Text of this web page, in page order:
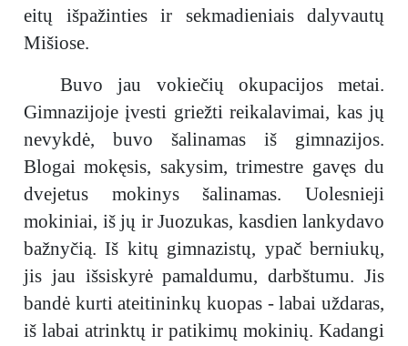
eitų išpažinties ir sekmadieniais dalyvautų
Mišiose.
Buvo jau vokiečių okupacijos metai.
Gimnazijoje įvesti griežti reikalavimai, kas jų
nevykdė, buvo šalinamas iš gimnazijos.
Blogai mokęsis, sakysim, trimestre gavęs du
dvejetus mokinys šalinamas. Uolesnieji
mokiniai, iš jų ir Juozukas, kasdien lankydavo
bažnyčią. Iš kitų gimnazistų, ypač berniukų,
jis jau išsiskyrė pamaldumu, darbštumu. Jis
bandė kurti ateitininkų kuopas - labai uždaras,
iš labai atrinktų ir patikimų mokinių. Kadangi